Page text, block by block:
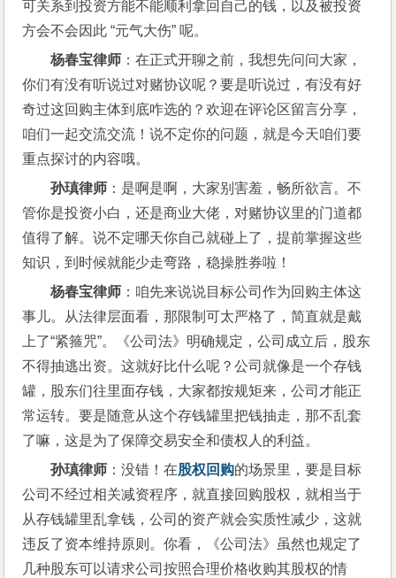
可关系到投资方能不能顺利拿回自己的钱，以及被投资
方会不会因此 “元气大伤” 呢。
杨春宝律师 ：在正式开聊之前，我想先问问大家，
你们有没有听说过对赌协议呢？要是听说过，有没有好
奇过这回购主体到底咋选的？欢迎在评论区留言分享，
咱们一起交流交流！说不定你的问题，就是今天咱们要
重点探讨的内容哦。
孙瑱律师 ：是啊是啊，大家别害羞，畅所欲言。不
管你是投资小白，还是商业大佬，对赌协议里的门道都
值得了解。说不定哪天你自己就碰上了，提前掌握这些
知识，到时候就能少走弯路，稳操胜券啦！
杨春宝律师 ：咱先来说说目标公司作为回购主体这
事儿。从法律层面看，那限制可太严格了，简直就是戴
上了“紧箍咒”。《公司法》明确规定，公司成立后，股东
不得抽逃出资。这就好比什么呢？公司就像是一个存钱
罐，股东们往里面存钱，大家都按规矩来，公司才能正
常运转。要是随意从这个存钱罐里把钱抽走，那不乱套
了嘛，这是为了保障交易安全和债权人的利益。
孙瑱律师 ：没错！在股权回购的场景里，要是目标
公司不经过相关减资程序，就直接回购股权，就相当于
从存钱罐里乱拿钱，公司的资产就会实质性减少，这就
违反了资本维持原则。你看，《公司法》虽然也规定了
几种股东可以请求公司按照合理价格收购其股权的情